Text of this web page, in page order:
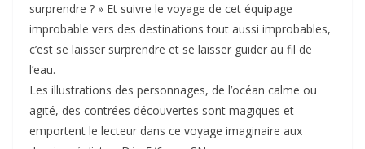
surprendre ? » Et suivre le voyage de cet équipage
improbable vers des destinations tout aussi improbables,
c’est se laisser surprendre et se laisser guider au fil de
l’eau.
Les illustrations des personnages, de l’océan calme ou
agité, des contrées découvertes sont magiques et
emportent le lecteur dans ce voyage imaginaire aux